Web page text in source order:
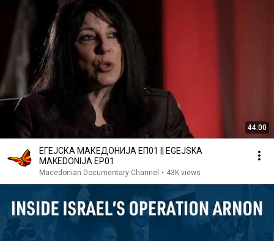
44:00
ЕГЕЈСКА МАКЕДОНИЈА ЕП01 || EGEJSKA
MAKEDONIJA EP01
Macedonian Documentary Channel • 43K views